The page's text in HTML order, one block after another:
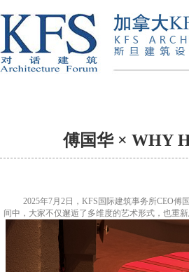
傅国华 × WHY
2025年7月 2 日 ， KFS 国际建筑事务所CEO傅
间中， 大家不仅邂逅了多维度的艺术形式，也重